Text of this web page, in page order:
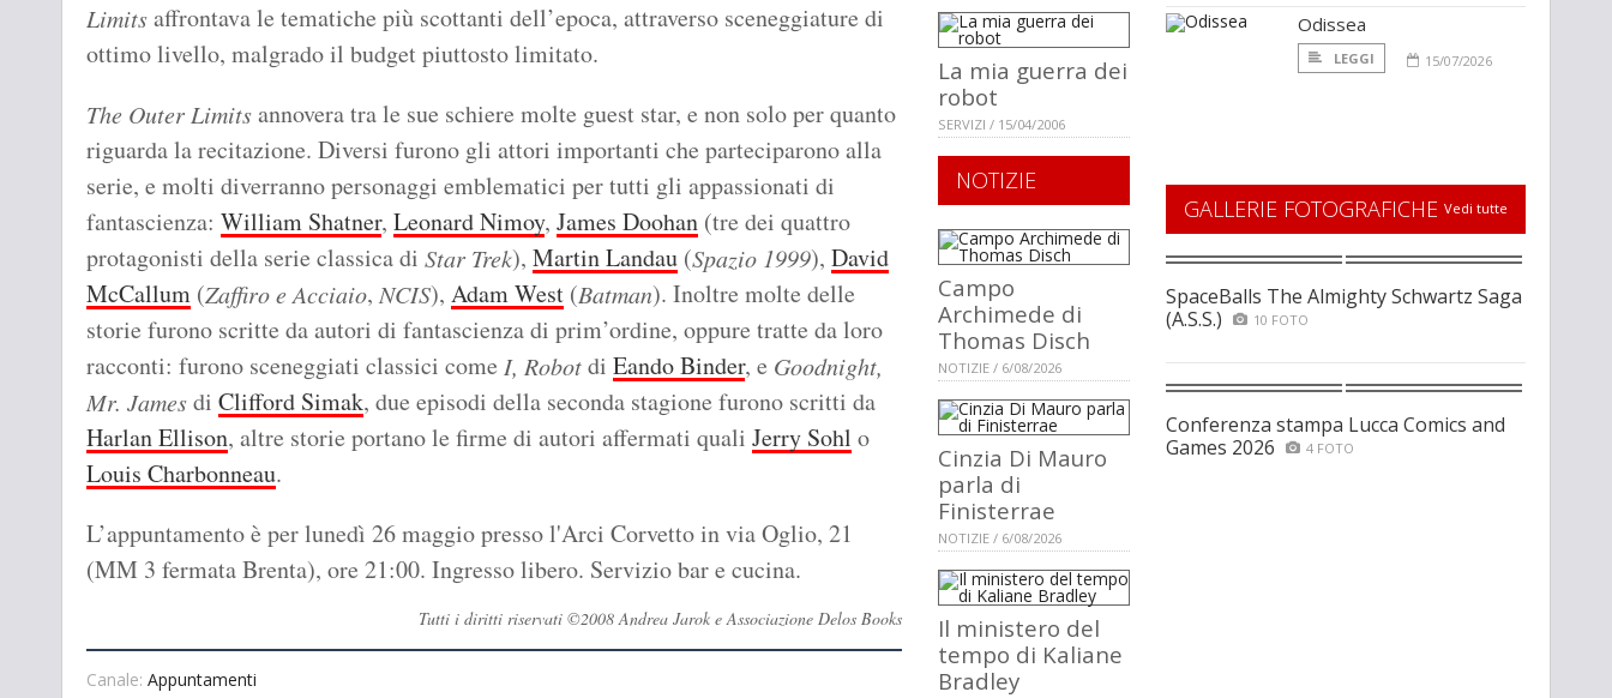
Limitsaffrontava le tematiche più scottanti dell’epoca, attraverso sceneggiature di
ottimo livello, malgrado il budget piuttosto limitato.
The Outer Limitsannovera tra le sue schiere molte guest star, e non solo per quanto
riguarda la recitazione. Diversi furono gli attori importanti che parteciparono alla
serie, e molti diverranno personaggi emblematici per tutti gli appassionati di
fantascienza: William Shatner, Leonard Nimoy, James Doohan (tre dei quattro
protagonisti della serie classica di Star Trek), Martin Landau (Spazio 1999), David
McCallum (Zaffiro e Acciaio, NCIS), Adam West (Batman). Inoltre molte delle
storie furono scritte da autori di fantascienza di prim’ordine, oppure tratte da loro
racconti: furono sceneggiati classici come I, Robotdi Eando Binder, e Goodnight,
Mr. Jamesdi Clifford Simak, due episodi della seconda stagione furono scritti da
Harlan Ellison, altre storie portano le firme di autori affermati quali Jerry Sohl o
Louis Charbonneau.
L’appuntamento è per lunedì 26 maggio presso l'Arci Corvetto in via Oglio, 21
(MM 3 fermata Brenta), ore 21:00. Ingresso libero. Servizio bar e cucina.
Tutti i diritti riservati ©2008 Andrea Jarok e Associazione Delos Books
Canale: Appuntamenti
La mia guerra dei
robot
SERVIZI / 15/04/2006
NOTIZIE
Campo
Archimede di
Thomas Disch
NOTIZIE / 6/08/2026
Cinzia Di Mauro
parla di
Finisterrae
NOTIZIE / 6/08/2026
Il ministero del
tempo di Kaliane
Bradley
Odissea
LEGGI 15/07/2026
GALLERIE FOTOGRAFICHE Vedi tutte
SpaceBalls The Almighty Schwartz Saga
(A.S.S.)
10 FOTO
Conferenza stampa Lucca Comics and
Games 2026
4 FOTO